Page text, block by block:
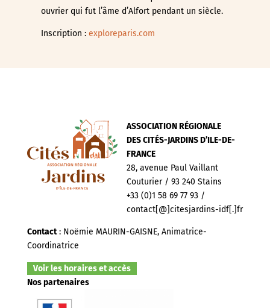
ouvrier qui fut l’âme d’Alfort pendant un siècle.
Inscription : exploreparis.com
ASSOCIATION RÉGIONALE
DES CITÉS-JARDINS D’ILE-DE-
FRANCE
28, avenue Paul Vaillant
Couturier / 93 240 Stains
+33 (0)1 58 69 77 93 /
contact[@]citesjardins-idf[.]fr
Contact: Noëmie MAURIN-GAISNE, Animatrice-
Coordinatrice
Voir les horaires et accès
Nos partenaires